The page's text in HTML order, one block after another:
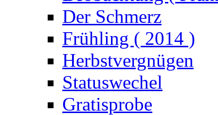
Der Schmerz
Frühling ( 2014 )
Herbstvergnügen
Statuswechel
Gratisprobe